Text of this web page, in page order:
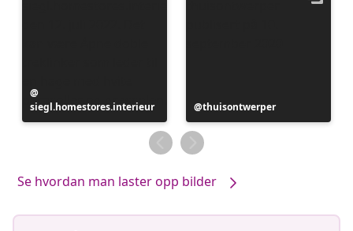
publisert
av
siegl.homestores.interieur
Innlegg
publisert
av
thuisontwerper
Se hvordan man laster opp bilder